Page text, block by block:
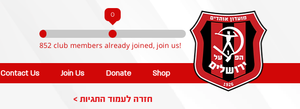
0
852 club members already joined, join us!
Contact Us Join Us Donate Shop
< חזרה לעמוד התגיות